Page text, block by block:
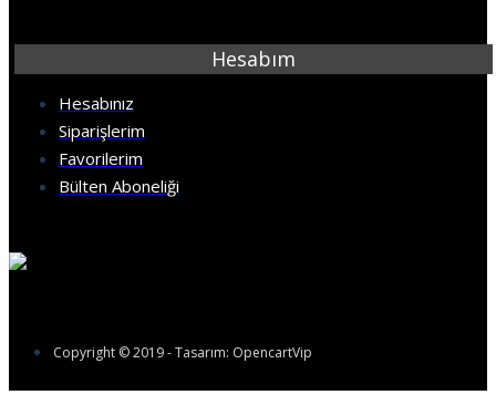
Hesabım
Hesabınız
Siparişlerim
Favorilerim
Bülten Aboneliği
Copyright © 2019 - Tasarım: OpencartVip